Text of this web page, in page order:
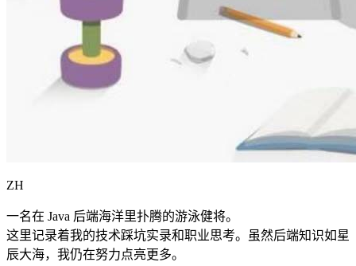
ZH
一名在 Java 后端海洋里扑腾的游泳健将。
这里记录着我的技术踩坑实录和职业思考。虽然后端知识如星
辰大海，我仍在努力点亮更多。